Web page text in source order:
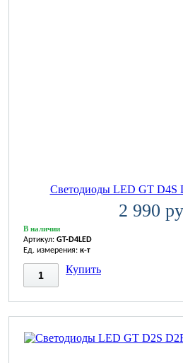
Светодиоды LED GT D4S
2 990
В наличии
Артикул: GT-D4LED
Ед. измерения: к-т
Купить